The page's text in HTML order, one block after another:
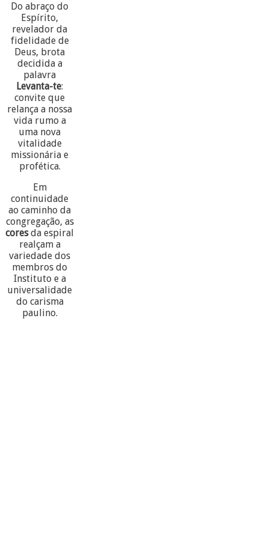
Do abraço do
Espírito,
revelador da
fidelidade de
Deus, brota
decidida a
palavra
Levanta-te:
convite que
relança a nossa
vida rumo a
uma nova
vitalidade
missionária e
profética.
Em
continuidade
ao caminho da
congregação, as
coresda espiral
realçam a
variedade dos
membros do
Instituto e a
universalidade
do carisma
paulino.